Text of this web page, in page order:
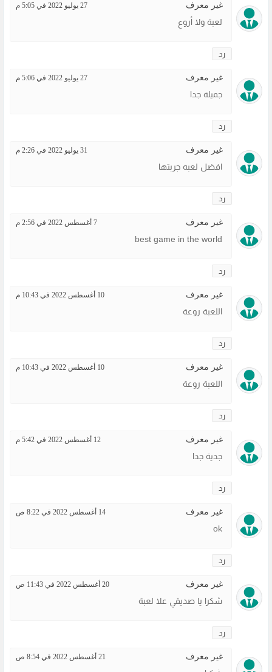
غير معرف 27 يوليو 2022 في 5:05 م
لعبة ولا أروع
رد
غير معرف 27 يوليو 2022 في 5:06 م
جميلة جدا
رد
غير معرف 31 يوليو 2022 في 2:26 م
افضل لعبه جربتها
رد
غير معرف 7 أغسطس 2022 في 2:56 م
best game in the world
رد
غير معرف 10 أغسطس 2022 في 10:43 م
اللعبة روعة
رد
غير معرف 10 أغسطس 2022 في 10:43 م
اللعبة روعة
رد
غير معرف 12 أغسطس 2022 في 5:42 م
جدية جدا
رد
غير معرف 14 أغسطس 2022 في 8:22 ص
ok
رد
غير معرف 20 أغسطس 2022 في 11:43 ص
شكرا يا صديقي علا لعبة
رد
غير معرف 21 أغسطس 2022 في 8:54 ص